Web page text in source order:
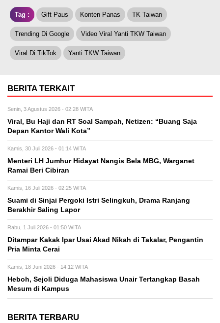
Tag : Gift Paus Konten Panas TK Taiwan
Trending Di Google Video Viral Yanti TKW Taiwan
Viral Di TikTok Yanti TKW Taiwan
BERITA TERKAIT
Senin, 3 Agustus 2026 - 02:28 WITA
Viral, Bu Haji dan RT Soal Sampah, Netizen: “Buang Saja
Depan Kantor Wali Kota”
Kamis, 30 Juli 2026 - 01:14 WITA
Menteri LH Jumhur Hidayat Nangis Bela MBG, Warganet
Ramai Beri Cibiran
Kamis, 16 Juli 2026 - 02:25 WITA
Suami di Sinjai Pergoki Istri Selingkuh, Drama Ranjang
Berakhir Saling Lapor
Rabu, 1 Juli 2026 - 01:50 WITA
Ditampar Kakak Ipar Usai Akad Nikah di Takalar, Pengantin
Pria Minta Cerai
Kamis, 18 Juni 2026 - 14:12 WITA
Heboh, Sejoli Diduga Mahasiswa Unair Tertangkap Basah
Mesum di Kampus
BERITA TERBARU